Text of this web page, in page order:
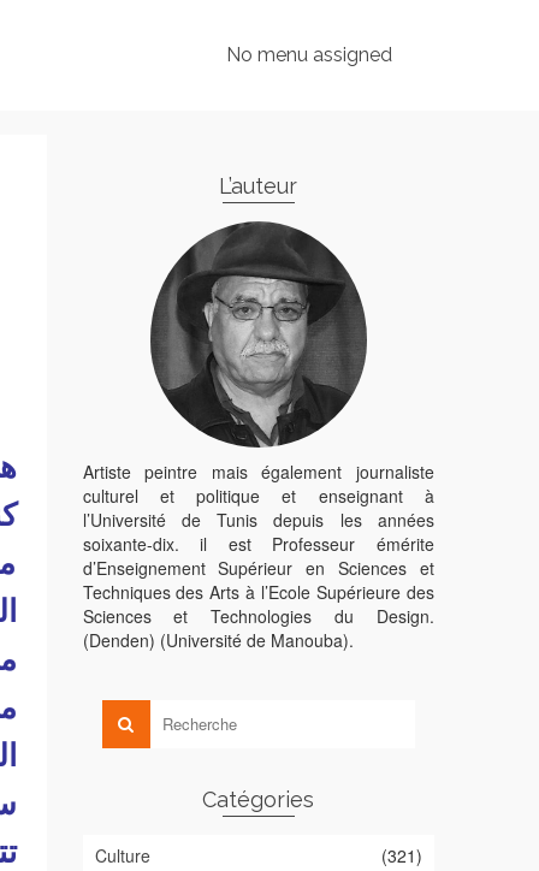
No menu assigned
L’auteur
Artiste peintre mais également journaliste
culturel et politique et enseignant à
l’Université de Tunis depuis les années
soixante-dix. il est Professeur émérite
d’Enseignement Supérieur en Sciences et
Techniques des Arts à l’Ecole Supérieure des
Sciences et Technologies du Design.
(Denden) (Université de Manouba).
Catégories
Culture (321)